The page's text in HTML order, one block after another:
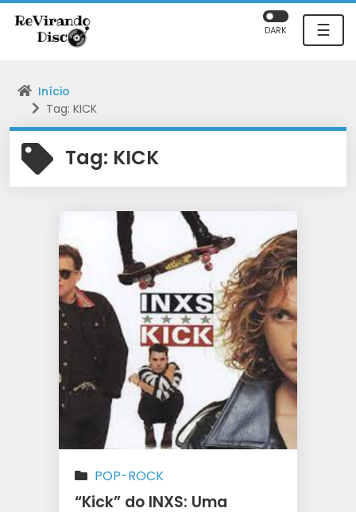
☰
DARK
Início
Tag: KICK
Tag: KICK
POP-ROCK
“Kick” do INXS: Uma